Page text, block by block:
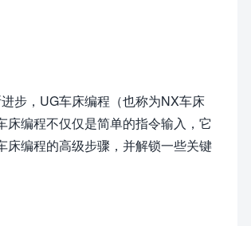
步，UG车床编程（也称为NX车床
编程不仅仅是简单的指令输入，它
床编程的高级步骤，并解锁一些关键